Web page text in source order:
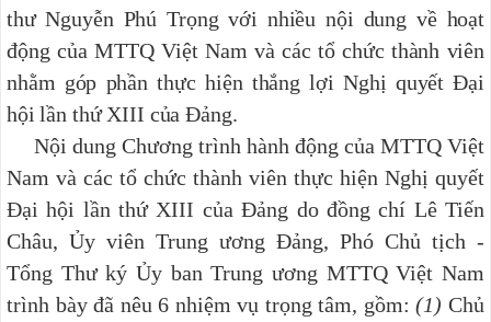
thư Nguyễn Phú Trọng với nhiều nội dung về hoạt
động của MTTQ Việt Nam và các tổ chức thành viên
nhằm góp phần thực hiện thắng lợi Nghị quyết Đại
hội lần thứ XIII của Đảng.
Nội dung Chương trình hành động của MTTQ Việt
Nam và các tổ chức thành viên thực hiện Nghị quyết
Đại hội lần thứ XIII của Đảng do đồng chí Lê Tiến
Châu, Ủy viên Trung ương Đảng, Phó Chủ tịch -
Tổng Thư ký Ủy ban Trung ương MTTQ Việt Nam
trình bày đã nêu 6 nhiệm vụ trọng tâm, gồm:(1) Chủ